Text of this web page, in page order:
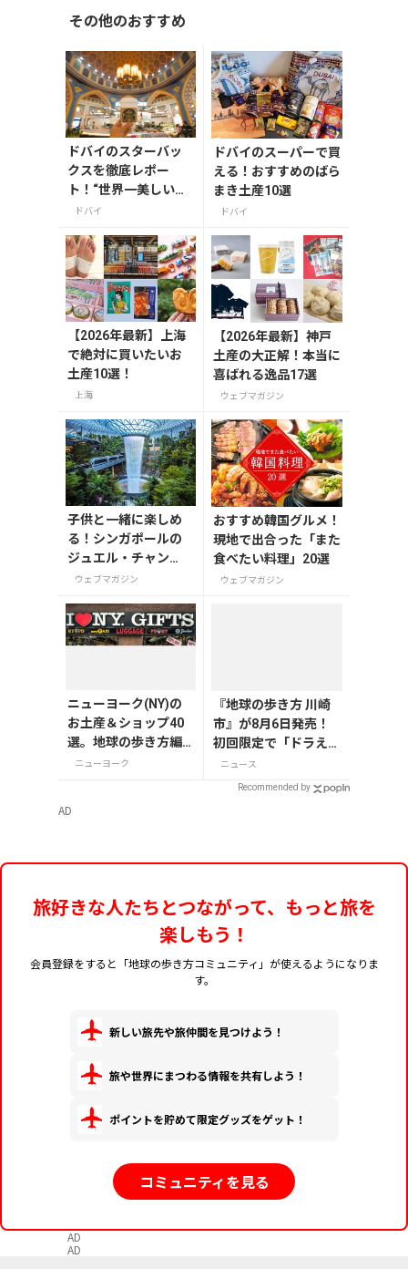
その他のおすすめ
ドバイのスターバッ
クスを徹底レポー
ト！“世界一美しいス
タバ”や限定グッズ、
メニューも紹介
ドバイ
ドバイのスーパーで買
える！おすすめのばら
まき土産10選
ドバイ
【2026年最新】上海
で絶対に買いたいお
土産10選！
上海
【2026年最新】神戸
土産の大正解！本当に
喜ばれる逸品17選
ウェブマガジン
子供と一緒に楽しめ
る！シンガポールの
ジュエル・チャン
ギ・エアポート
ウェブマガジン
おすすめ韓国グルメ！
現地で出合った「また
食べたい料理」20選
ウェブマガジン
ニューヨーク(NY)の
お土産＆ショップ40
選。地球の歩き方編
集者セレクト！
ニューヨーク
『地球の歩き方 川崎
市』が8月6日発売！
初回限定で「ドラえも
ん」描き下ろし特別カ
バー付き
ニュース
Recommended by
AD
旅好きな人たちとつながって、もっと旅を
楽しもう！
会員登録をすると「地球の歩き方コミュニティ」が使えるようになりま
す。
新しい旅先や旅仲間を見つけよう！
旅や世界にまつわる情報を共有しよう！
ポイントを貯めて限定グッズをゲット！
コミュニティを見る
AD
AD